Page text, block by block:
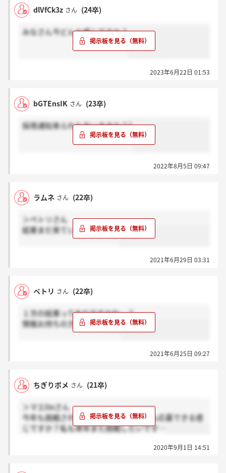
dlVfCk3z さん (24卒)
みなさん今どんな感じですか？
2023年6月22日 01:53
bGTEnsIK さん (23卒)
採用通知来られた方いますか？?
2022年8月5日 09:47
ラムネ さん (22卒)
＞ペトリさん
結果まだ来ていないです...！
2021年6月29日 03:31
ペトリ さん (22卒)
１次の結果ってまだですかね…？
情報お持ちの方いませんか？
2021年6月25日 09:27
ちぎりポメ さん (21卒)
＞マエDoさん
今年も挑戦されてるんですね。既卒でも応募できる感
じですか？私も来年また挑戦したいです…
2020年9月1日 14:51